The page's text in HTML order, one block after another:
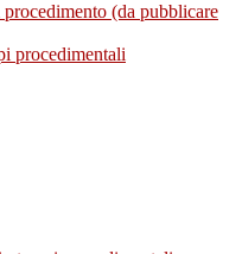
(da pubblicare
procedimentali